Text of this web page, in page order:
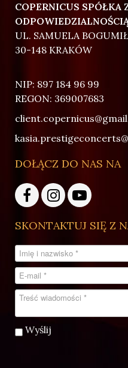
COPERNICUS SPÓŁKA
UL. SAMUELA
30-148 KRAKÓW
NIP: 897 184 96 99
REGON: 369007683
DOŁĄCZ DO NAS NA
SKONTAKTUJ SIĘ Z
Wyślij